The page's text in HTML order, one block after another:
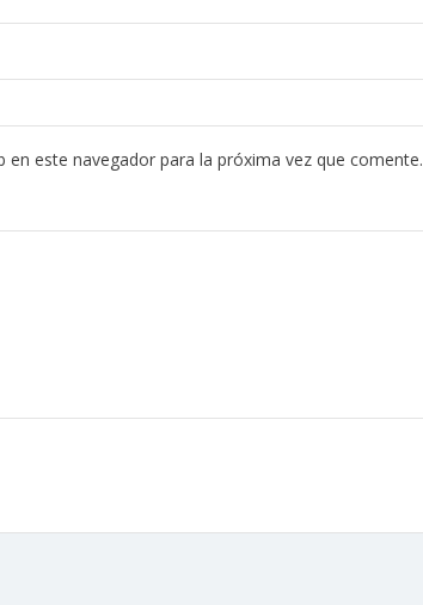
este navegador para la próxima vez que comente.